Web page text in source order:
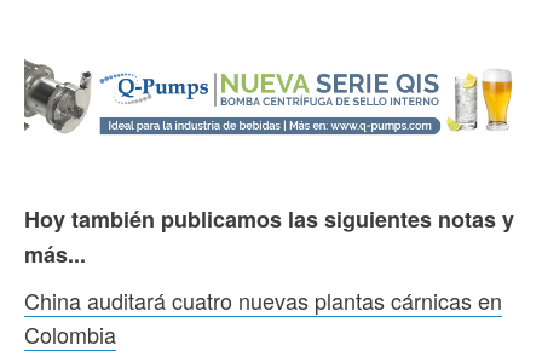
Hoy también publicamos las siguientes notas y
más...
China auditará cuatro nuevas plantas cárnicas en
Colombia